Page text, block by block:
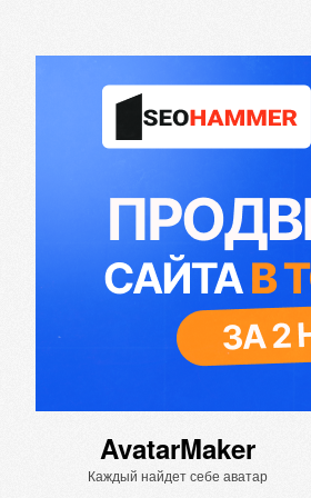
AvatarMaker
Каждый найдет себе аватар